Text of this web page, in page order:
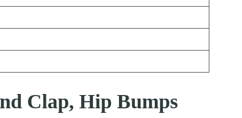
Clap, Hip Bumps